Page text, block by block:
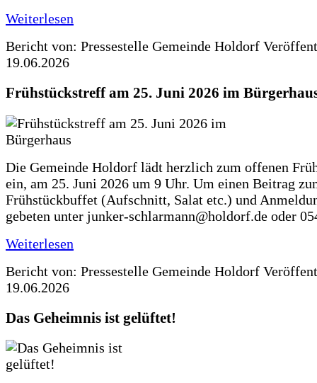
Weiterlesen
Bericht von: Pressestelle Gemeinde Holdorf
19.06.2026
Frühstückstreff am 25. Juni 2026 im
Die Gemeinde Holdorf lädt herzlich zum offenen
ein, am 25. Juni 2026 um 9 Uhr. Um einen Beitrag
Frühstückbuffet (Aufschnitt, Salat etc.) und
gebeten unter junker-schlarmann@holdorf.de oder
Weiterlesen
Bericht von: Pressestelle Gemeinde Holdorf
19.06.2026
Das Geheimnis ist gelüftet!